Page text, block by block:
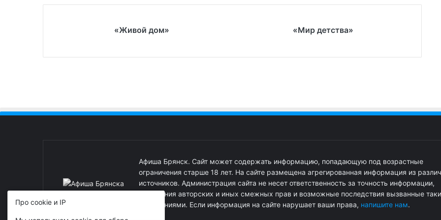
«Живой дом» «Мир детства»
Афиша Брянск. Сайт может содержать информацию, попадающую под возрастные
ограничения старше 18 лет. На сайте размещена агрегированная информация из
источников. Администрация сайта не несет ответственность за точность информации,
нарушения авторских и иных смежных прав и возможные последствия вызванные
нарушениями. Если информация на сайте нарушает ваши права, напишите нам.
Про cookie и IP